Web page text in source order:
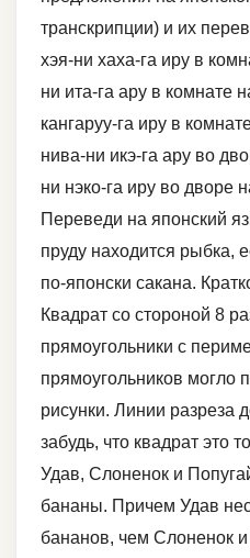
транскрипции) и их
хэя-ни хаха-га иру в
ни ита-га ару в комнате
кангаруу-га иру в
нива-ни икэ-га ару во
ни нэко-га иру во дворе
Переведи на японский
пруду находится рыбка,
по-японски сакана.
Квадрат со стороной 8
прямоугольники с
прямоугольников могло
рисунки. Линии разреза
забудь, что квадрат это
Удав, Слоненок и
бананы. Причем Удав
бананов, чем Слоненок